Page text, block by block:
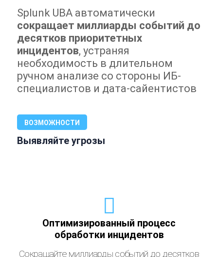
Splunk UBA автоматически
сокращает миллиарды событий до
десятков приоритетных
инцидентов, устраняя
необходимость в длительном
ручном анализе со стороны ИБ-
специалистов и дата-сайентистов
ВОЗМОЖНОСТИ
Выявляйте угрозы
Оптимизированный процесс
обработки инцидентов
Сокращайте миллиарды событий до десятков